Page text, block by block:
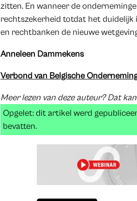
zitten. En wanneer de
rechtszekerheid totdat het duidelijk
en rechtbanken de nieuwe
Anneleen Dammekens
Verbond van Belgische
Meer lezen van deze auteur? Dat
Opgelet: dit artikel werd
bevatten.